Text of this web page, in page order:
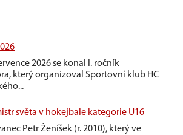
2026 se konal I. ročník
který organizoval Sportovní klub HC
světa v hokejbale kategorie U16
Petr Ženíšek (r. 2010), který ve